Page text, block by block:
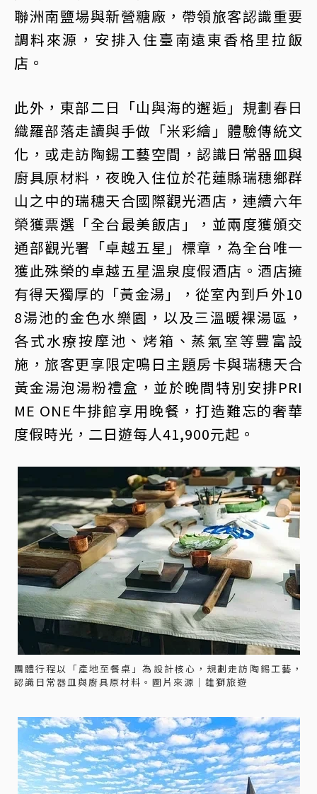
聯洲南鹽場與新營糖廠，帶領旅客認識重要
調料來源，安排入住臺南遠東香格里拉飯
店。
此外，東部二日「山與海的邂逅」規劃春日
織羅部落走讀與手做「米彩繪」體驗傳統文
化，或走訪陶錫工藝空間，認識日常器皿與
廚具原材料，夜晚入住位於花蓮縣瑞穗鄉群
山之中的瑞穗天合國際觀光酒店，連續六年
榮獲票選「全台最美飯店」，並兩度獲頒交
通部觀光署「卓越五星」標章，為全台唯一
獲此殊榮的卓越五星溫泉度假酒店。酒店擁
有得天獨厚的「黃金湯」，從室內到戶外10
8湯池的金色水樂園，以及三溫暖裸湯區，
各式水療按摩池、烤箱、蒸氣室等豐富設
施，旅客更享限定鳴日主題房卡與瑞穗天合
黃金湯泡湯粉禮盒，並於晚間特別安排PRI
ME ONE牛排館享用晚餐，打造難忘的奢華
度假時光，二日遊每人41,900元起。
團體行程以「產地至餐桌」為設計核心，規劃走訪陶錫工藝，
認識日常器皿與廚具原材料。圖片來源｜雄獅旅遊